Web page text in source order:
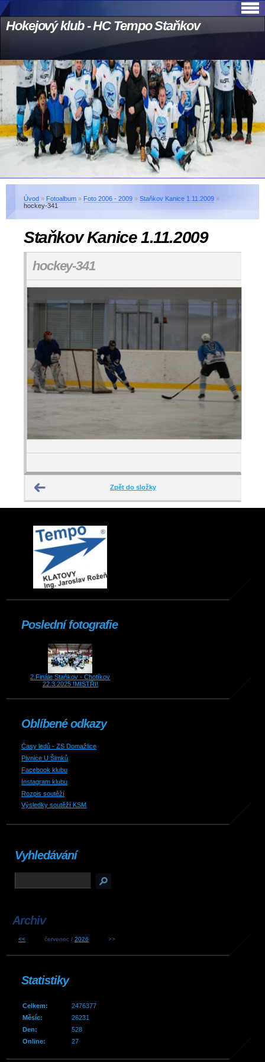
Hokejový klub - HC Tempo Staňkov
Úvod » Fotoalbum » Foto 2006 - 2009 » Staňkov Kanice 1.11.2009 »
hockey-341
Staňkov Kanice 1.11.2009
hockey-341
Zpět do složky
Poslední fotografie
2.Finále Staňkov - Chotíkov
22.3.2025 !MISTŘI!
Oblíbené odkazy
Časy ledů - ZS Domažlice
Pivnice U Šimků
Facebook klubu
Instagram klubu
Rozpis soutěží
Výsledky soutěží KSM
Vyhledávání
Archiv
<< červenec /2026 >>
Statistiky
Online: 27
Celkem:
2476377
Měsíc:
26231
Den:
528